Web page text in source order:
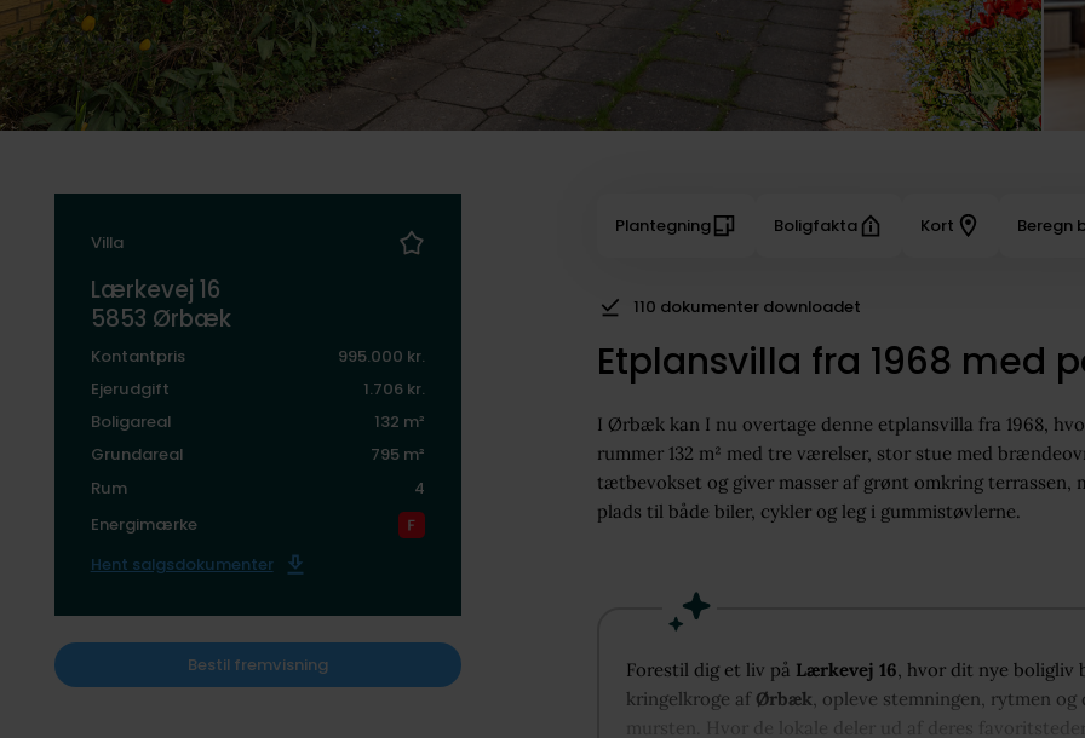
Villa
Lærkevej 16
5853 Ørbæk
Kontantpris
995.000 kr.
Ejerudgift
1.706 kr.
Boligareal
132 m²
Grundareal
795 m²
Rum
4
Energimærke
Hent salgsdokumenter
Bestil fremvisning
Plantegning Boligfakta Kort Beregn
110 dokumenter downloadet
Etplansvilla fra 1968 med
I Ørbæk kan I nu overtage denne etplansvilla fra 1968,
rummer 132 m² med tre værelser, stor stue med
tætbevokset og giver masser af grønt omkring terrassen,
plads til både biler, cykler og leg i gummistøvlerne.
Forestil dig et liv på Lærkevej 16 , hvor dit nye boligliv
kringelkroge af Ørbæk , opleve stemningen, rytmen
mursten. Hvor de lokale deler ud af deres